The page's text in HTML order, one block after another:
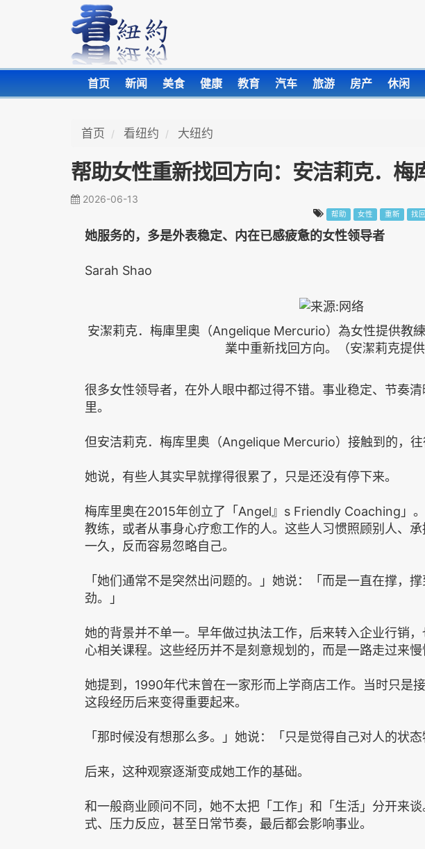
首页 新闻 美食 健康 教育 汽车 旅游 房产 休闲
首页 看纽约 大纽约
帮助女性重新找回方向：安洁莉克．梅
2026-06-13
帮助 女性 重新 找回
她服务的，多是外表稳定、内在已感疲惫的女性领导者
Sarah Shao
安潔莉克．梅庫里奧（Angelique Mercurio）為女性提供教
業中重新找回方向。（安潔莉克提供
很多女性领导者，在外人眼中都过得不错。事业稳定、节奏
里。
但安洁莉克．梅库里奥（Angelique Mercurio）接触到的，往
她说，有些人其实早就撑得很累了，只是还没有停下来。
梅库里奥在2015年创立了「Angel』s Friendly Coaching」。
教练，或者从事身心疗愈工作的人。这些人习惯照顾别人、
一久，反而容易忽略自己。
「她们通常不是突然出问题的。」她说：「而是一直在撑，
劲。」
她的背景并不单一。早年做过执法工作，后来转入企业行销
心相关课程。这些经历并不是刻意规划的，而是一路走过来慢
她提到，1990年代末曾在一家形而上学商店工作。当时只是
这段经历后来变得重要起来。
「那时候没有想那么多。」她说：「只是觉得自己对人的状态
后来，这种观察逐渐变成她工作的基础。
和一般商业顾问不同，她不太把「工作」和「生活」分开来
式、压力反应，甚至日常节奏，最后都会影响事业。